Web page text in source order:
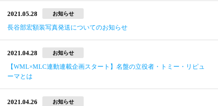
2021.05.28 お知らせ
長谷部宏額装写真発送についてのお知らせ
2021.04.28 お知らせ
【WML×MLC連動連載企画スタート】名盤の立役者・トミー・リピュ
ーマとは
2021.04.26 お知らせ